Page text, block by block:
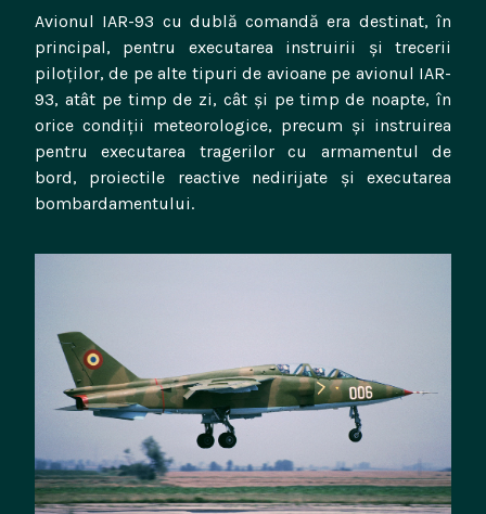
Avionul IAR-93 cu dublă comandă era destinat, în
principal, pentru executarea instruirii și trecerii
piloților, de pe alte tipuri de avioane pe avionul IAR-
93, atât pe timp de zi, cât și pe timp de noapte, în
orice condiții meteorologice, precum și instruirea
pentru executarea tragerilor cu armamentul de
bord, proiectile reactive nedirijate și executarea
bombardamentului.